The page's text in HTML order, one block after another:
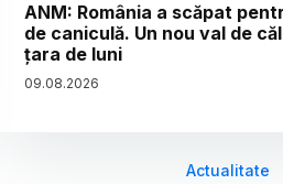
ANM: România a scăpat
de caniculă. Un nou val de
țara de luni
09.08.2026
Actualitate